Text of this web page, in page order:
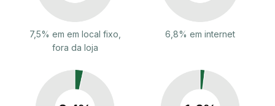
7,5% em em local fixo,
fora da loja
6,8% em internet